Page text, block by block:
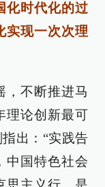
化时代化的过
实现一次次理
，不断推进马
理论创新最可
出：“实践告
中国特色社会